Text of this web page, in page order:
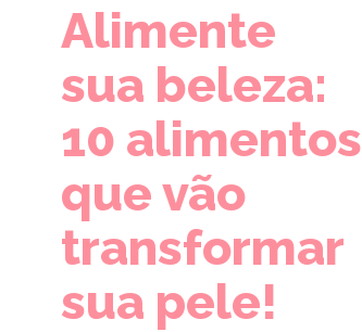
Alimente
sua beleza:
10 alimentos
que vão
transformar
sua pele!